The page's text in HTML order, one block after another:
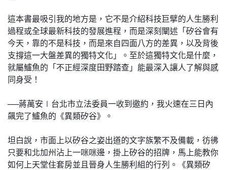
這本書最吸引我的地方是，它不是介紹科技巨擘的人生勝利
過程或全球最新科技的發展進程，而是深刻闡述「矽谷會有
今天，靠的不是科技，而是來自四面八方的差異，以及背後
支撐這一大盤差異的獨特文化」。至於這獨特文化是什麼，
就屬鱸魚的「不正經深度田野踏查」能最深入讓人了解與感
同身受！
──蔣萬安∣台北市立法委員一收到邀約，我火速在三日內
飆完了鱸魚的《異類矽谷》。
坦白說，市面上以矽谷之姿出道的文字族繁不及備載，彷彿
只要和北加州沾上一咪咪邊，掛上矽谷的招牌，馬上能教你
如何上天堂住套房並且晉身人生勝利組的行列。《異類矽